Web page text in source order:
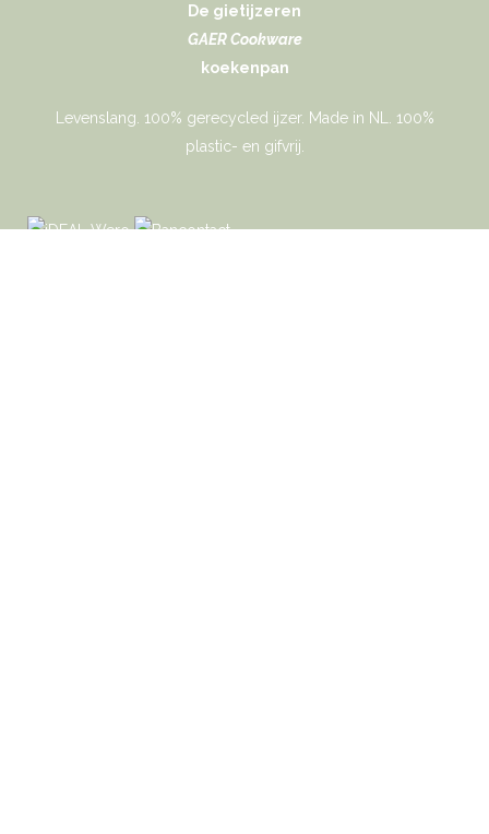
De gietijzeren
GAER Cookware
koekenpan
Levenslang. 100% gerecycled ijzer. Made in NL. 100%
plastic- en gifvrij.